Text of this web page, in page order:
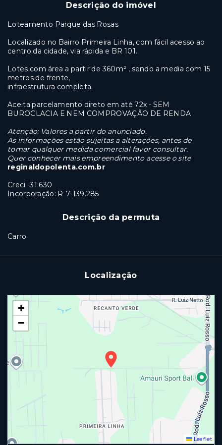
Descrição do imóvel
Loteamento Parque das Rosas
Localizado no Bairro Primeira Linha, com fácil acesso ao
centro da cidade, via rápida e BR 101.
Lotes com área a partir de 360m² , sendo a media com 15
metros de frente,
infraestrutura completa.
Aceita parcelamento direto em até 72x - SEM
BUROCLACIA E NEM COMPROVAÇÃO DE RENDA
Atenção: Valores a partir do anunciado.
As informações estão sujeitas a alterações, antes de
tomar qualquer medida comercial favor consultar.
Quer conhecer mais empreendimento acesse o site
reginaldopolenta.com.br
Creci -31.630
Incorporação: R-7-139.285
Descrição da permuta
Carro
Localização
+
−
Leaflet